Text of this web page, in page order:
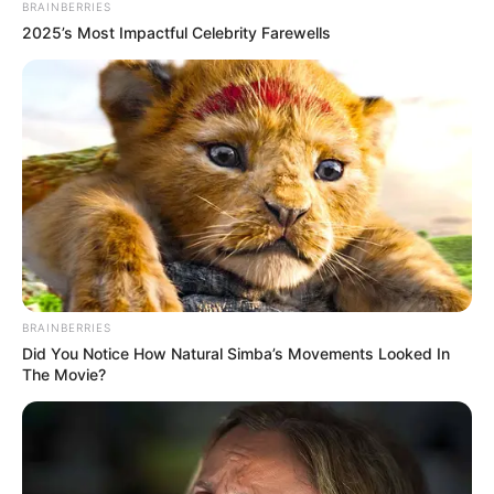
Αναλυτικά η κατανομή ανά περιφέρεια:
Αττική:
834
Ιόνια Νησιά:248
Δυτική Ελλάδα:234
Θεσσαλονίκη:217
Νότιο Αιγαίο:206
Πελοπόννησος:137
Κρήτη:118
Κεντρική Μακεδονία:
Θεσσαλία:103
BRAINBERRIES
2025’s Most Impactful Celebrity Farewells
BRAINBERRIES
Did You Notice How Natural Simba’s Movements Looked In
The Movie?